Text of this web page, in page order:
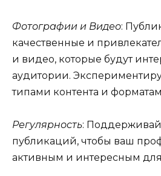
Фотографии и Видео:
качественные и
и видео, которые будут
аудитории.
типами контента и
Регулярность:
публикаций, чтобы ваш
активным и интересным